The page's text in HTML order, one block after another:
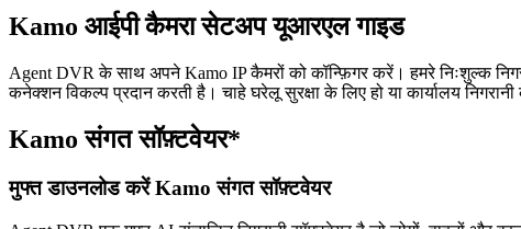
Kamo आईपी कैमरा सेटअप यूआरएल गाइड
Agent DVR के साथ अपने Kamo IP कैमरों को कॉन्फ़िगर करें। हमरे निःशुल्क
कनेक्शन विकल्प प्रदान करती है। चाहे घरेलू सुरक्षा के लिए हो या कार्यालय
Kamo संगत सॉफ़्टवेयर*
मुफ्त डाउनलोड करें Kamo संगत सॉफ़्टवेयर